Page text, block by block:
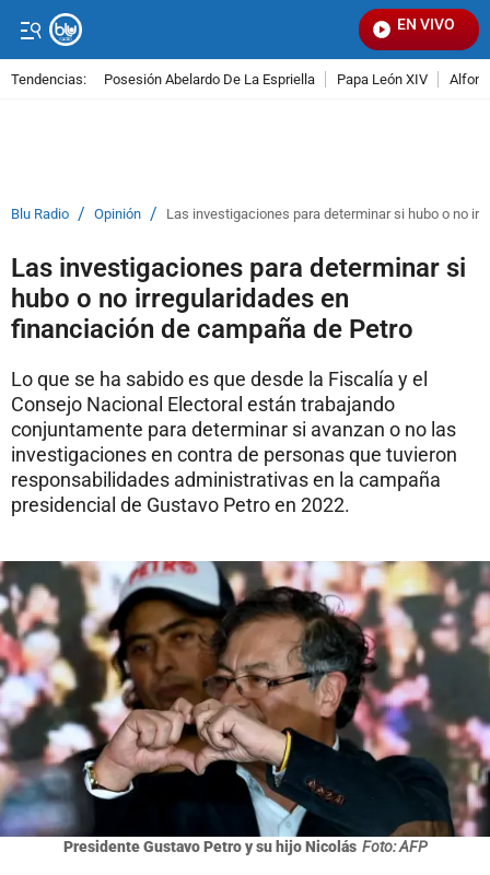
EN VIVO
Tendencias: Posesión Abelardo De La Espriella Papa León XIV
Blu Radio / Opinión / Las investigaciones para determinar si hubo o no
Las investigaciones para determinar si
hubo o no irregularidades en
financiación de campaña de Petro
Lo que se ha sabido es que desde la Fiscalía y el
Consejo Nacional Electoral están trabajando
conjuntamente para determinar si avanzan o no las
investigaciones en contra de personas que tuvieron
responsabilidades administrativas en la campaña
presidencial de Gustavo Petro en 2022.
Presidente Gustavo Petro y su hijo Nicolás Foto: AFP